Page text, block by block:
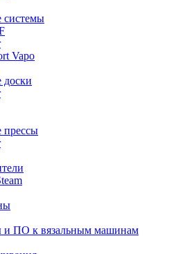
системы
Vapo
доски
прессы
и ПО к вязальным машинам